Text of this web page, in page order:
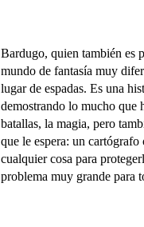
Bardugo, quien también es
mundo de fantasía muy
lugar de espadas. Es una
demostrando lo mucho que
batallas, la magia, pero
que le espera: un
cualquier cosa para
problema muy grande para